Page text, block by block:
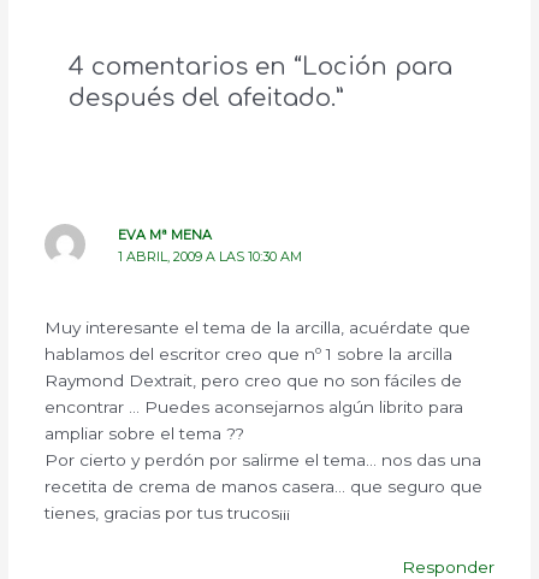
4 comentarios en “Loción para
después del afeitado.”
EVA Mª MENA
1 ABRIL, 2009 A LAS 10:30 AM
Muy interesante el tema de la arcilla, acuérdate que
hablamos del escritor creo que nº 1 sobre la arcilla
Raymond Dextrait, pero creo que no son fáciles de
encontrar … Puedes aconsejarnos algún librito para
ampliar sobre el tema ??
Por cierto y perdón por salirme el tema… nos das una
recetita de crema de manos casera… que seguro que
tienes, gracias por tus trucos¡¡¡
Responder